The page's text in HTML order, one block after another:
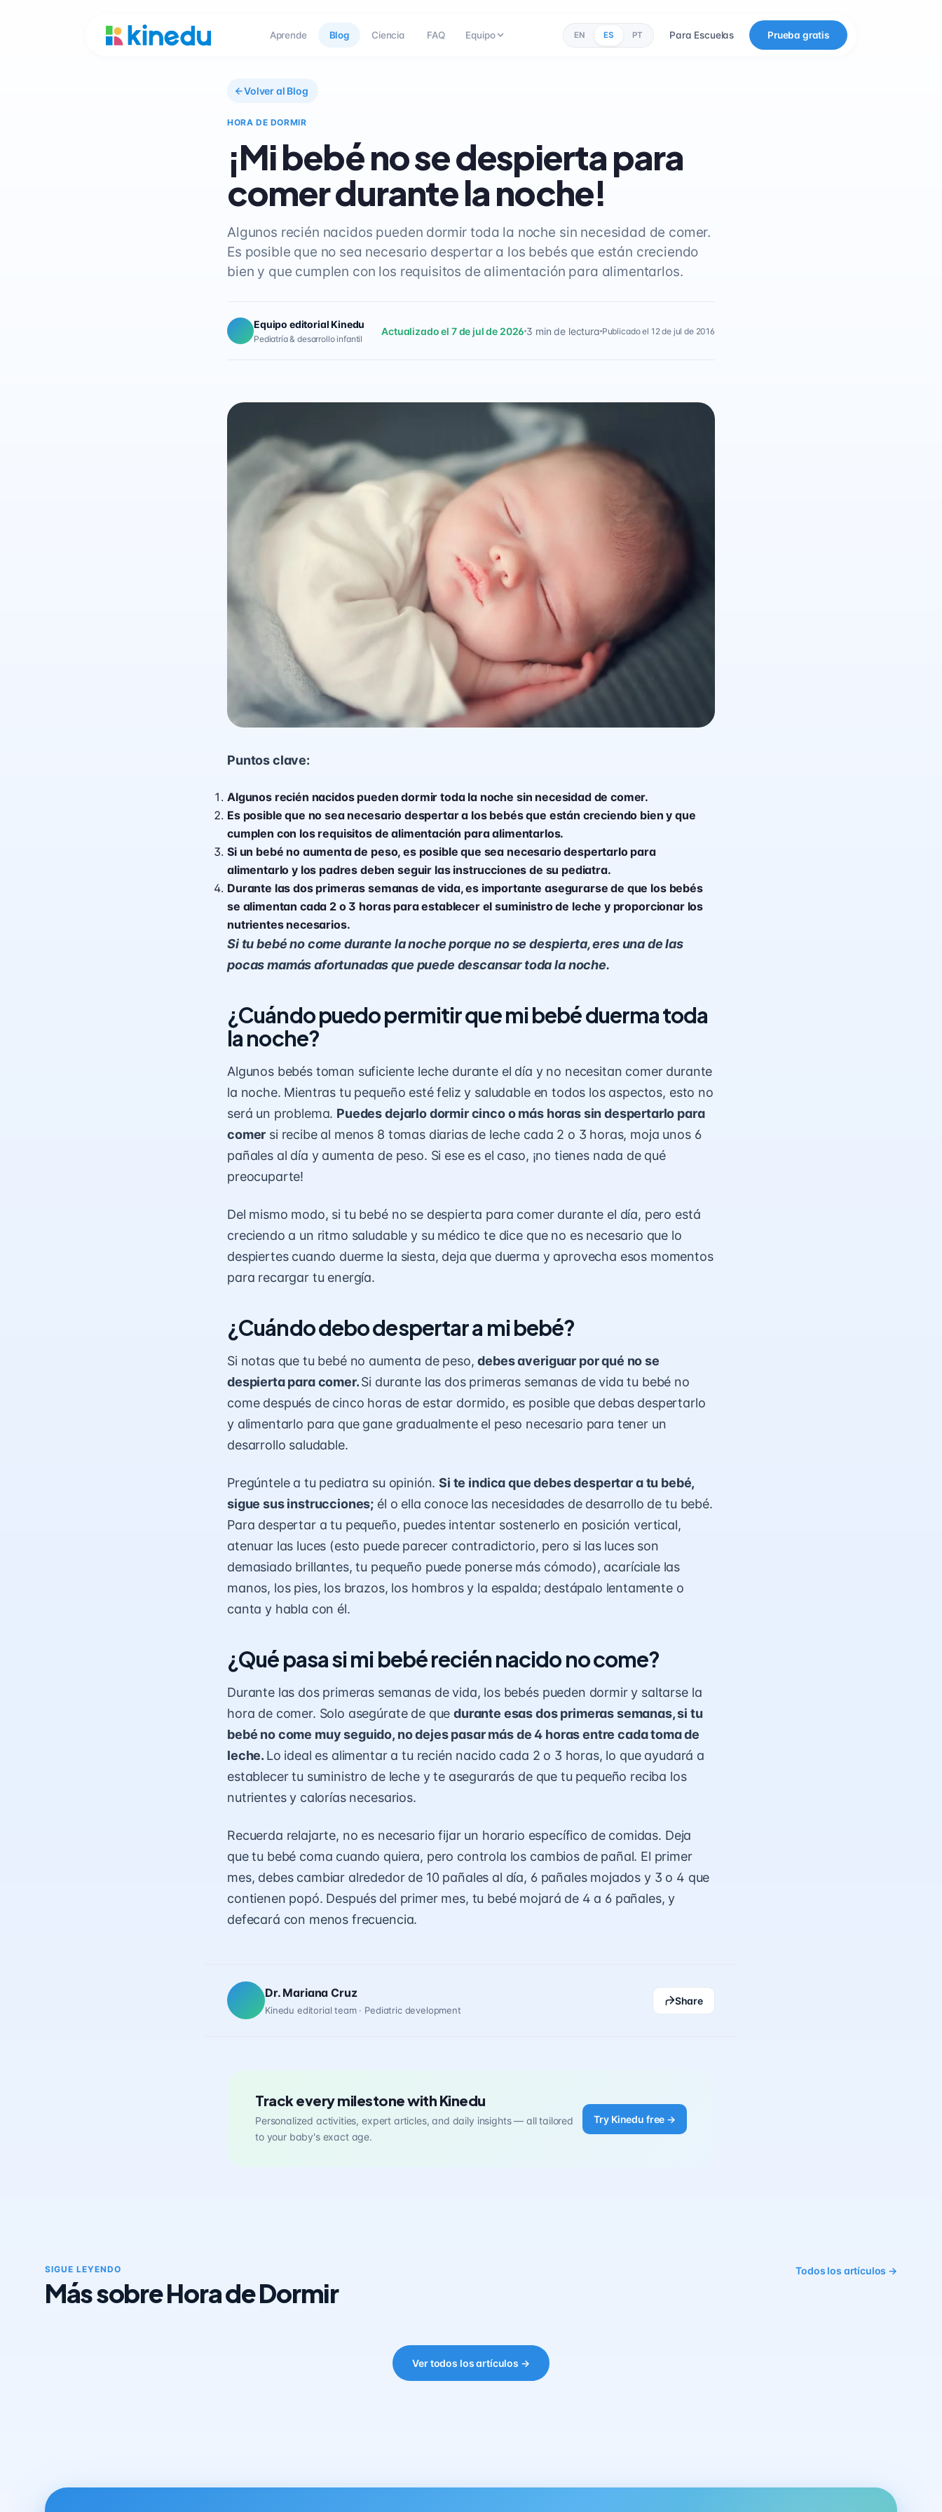
Aprende Blog Ciencia FAQ Equipo EN ES PT Para Escuelas Prueba gratis
Volver al Blog
HORA DE DORMIR
¡Mi bebé no se despierta para
comer durante la noche!
Algunos recién nacidos pueden dormir toda la noche sin necesidad de comer.
Es posible que no sea necesario despertar a los bebés que están creciendo
bien y que cumplen con los requisitos de alimentación para alimentarlos.
Equipo editorial Kinedu
Pediatría & desarrollo infantil
Actualizado el 7 de jul de 2026 3 min de lectura Publicado el 12 de jul de 2016
Puntos clave:
Algunos recién nacidos pueden dormir toda la noche sin necesidad de comer.
Es posible que no sea necesario despertar a los bebés que están creciendo bien y que
cumplen con los requisitos de alimentación para alimentarlos.
Si un bebé no aumenta de peso, es posible que sea necesario despertarlo para
alimentarlo y los padres deben seguir las instrucciones de su pediatra.
Durante las dos primeras semanas de vida, es importante asegurarse de que los bebés
se alimentan cada 2 o 3 horas para establecer el suministro de leche y proporcionar los
nutrientes necesarios.
Si tu bebé no come durante la noche porque no se despierta, eres una de las
pocas mamás afortunadas que puede descansar toda la noche.
¿Cuándo puedo permitir que mi bebé duerma toda
la noche?
Algunos bebés toman suficiente leche durante el día y no necesitan comer durante
la noche. Mientras tu pequeño esté feliz y saludable en todos los aspectos, esto no
será un problema. Puedes dejarlo dormir cinco o más horas sin despertarlo para
comer si recibe al menos 8 tomas diarias de leche cada 2 o 3 horas, moja unos 6
pañales al día y aumenta de peso. Si ese es el caso, ¡no tienes nada de qué
preocuparte!
Del mismo modo, si tu bebé no se despierta para comer durante el día, pero está
creciendo a un ritmo saludable y su médico te dice que no es necesario que lo
despiertes cuando duerme la siesta, deja que duerma y aprovecha esos momentos
para recargar tu energía.
¿Cuándo debo despertar a mi bebé?
Si notas que tu bebé no aumenta de peso,debes averiguar por qué no se
despierta para comer.Si durante las dos primeras semanas de vida tu bebé no
come después de cinco horas de estar dormido, es posible que debas despertarlo
y alimentarlo para que gane gradualmente el peso necesario para tener un
desarrollo saludable.
Pregúntele a tu pediatra su opinión.Si te indica que debes despertar a tu bebé,
sigue sus instrucciones; él o ella conoce las necesidades de desarrollo de tu bebé.
Para despertar a tu pequeño, puedes intentar sostenerlo en posición vertical,
atenuar las luces (esto puede parecer contradictorio, pero si las luces son
demasiado brillantes, tu pequeño puede ponerse más cómodo), acaríciale las
manos, los pies, los brazos, los hombros y la espalda; destápalo lentamente o
canta y habla con él.
¿Qué pasa si mi bebé recién nacido no come?
Durante las dos primeras semanas de vida, los bebés pueden dormir y saltarse la
hora de comer. Solo asegúrate de quedurante esas dos primeras semanas, si tu
bebé no come muy seguido, no dejes pasar más de 4 horas entre cada toma de
leche. Lo ideal es alimentar a tu recién nacido cada 2 o 3 horas, lo que ayudará a
establecer tu suministro de leche y te asegurarás de que tu pequeño reciba los
nutrientes y calorías necesarios.
Recuerda relajarte, no es necesario fijar un horario específico de comidas. Deja
que tu bebé coma cuando quiera, pero controla los cambios de pañal. El primer
mes, debes cambiar alrededor de 10 pañales al día, 6 pañales mojados y 3 o 4 que
contienen popó. Después del primer mes, tu bebé mojará de 4 a 6 pañales, y
defecará con menos frecuencia.
Dr. Mariana Cruz
Kinedu editorial team · Pediatric development
Share
Track every milestone with Kinedu
Personalized activities, expert articles, and daily insights — all tailored
to your baby's exact age.
Try Kinedu free →
SIGUE LEYENDO
Más sobre Hora de Dormir
Todos los artículos →
Ver todos los artículos →